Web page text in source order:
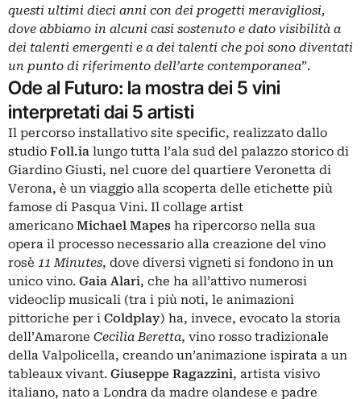
questi ultimi dieci anni con dei progetti meravigliosi,
dove abbiamo in alcuni casi sostenuto e dato visibilità a
dei talenti emergenti e a dei talenti che poi sono diventati
un punto di riferimento dell’arte contemporanea”.
Ode al Futuro: la mostra dei 5 vini
interpretati dai 5 artisti
Il percorso installativo site specific, realizzato dallo
studio Foll.ia lungo tutta l’ala sud del palazzo storico di
Giardino Giusti, nel cuore del quartiere Veronetta di
Verona, è un viaggio alla scoperta delle etichette più
famose di Pasqua Vini. Il collage artist
americano Michael Mapes ha ripercorso nella sua
opera il processo necessario alla creazione del vino
rosè 11 Minutes, dove diversi vigneti si fondono in un
unico vino. Gaia Alari, che ha all’attivo numerosi
videoclip musicali (tra i più noti, le animazioni
pittoriche per i Coldplay) ha, invece, evocato la storia
dell’Amarone Cecilia Beretta, vino rosso tradizionale
della Valpolicella, creando un’animazione ispirata a un
tableaux vivant. Giuseppe Ragazzini, artista visivo
italiano, nato a Londra da madre olandese e padre